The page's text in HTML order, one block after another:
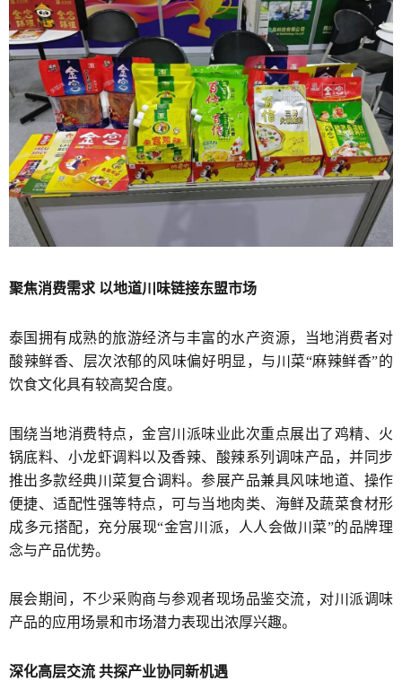
聚焦消费需求 以地道川味链接东盟市场
泰国拥有成熟的旅游经济与丰富的水产资源，当地消费者对
酸辣鲜香、层次浓郁的风味偏好明显，与川菜“麻辣鲜香”的
饮食文化具有较高契合度。
围绕当地消费特点，金宫川派味业此次重点展出了鸡精、火
锅底料、小龙虾调料以及香辣、酸辣系列调味产品，并同步
推出多款经典川菜复合调料。参展产品兼具风味地道、操作
便捷、适配性强等特点，可与当地肉类、海鲜及蔬菜食材形
成多元搭配，充分展现“金宫川派，人人会做川菜”的品牌理
念与产品优势。
展会期间，不少采购商与参观者现场品鉴交流，对川派调味
产品的应用场景和市场潜力表现出浓厚兴趣。
深化高层交流 共探产业协同新机遇